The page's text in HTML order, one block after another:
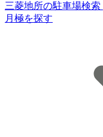
三菱地所の駐車場検索
月極を探す